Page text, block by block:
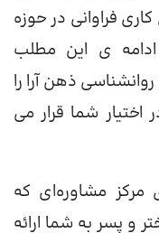
فراوانی در حوزه
ی این مطلب
ذهن آرا را
شما قرار می
مشاوره‌ای که
و پسر به شما ارائه